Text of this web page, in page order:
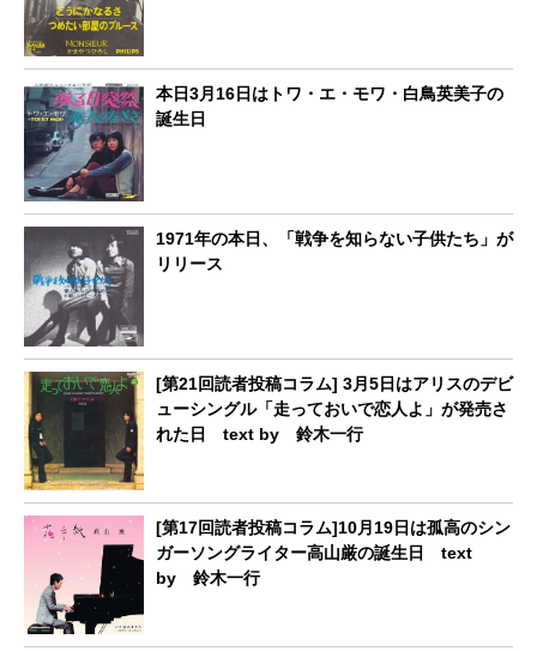
本日3月16日はトワ・エ・モワ・白鳥英美子の
誕生日
1971年の本日、「戦争を知らない子供たち」が
リリース
[第21回読者投稿コラム] 3月5日はアリスのデビ
ューシングル「走っておいで恋人よ」が発売さ
れた日 text by 鈴木一行
[第17回読者投稿コラム]10月19日は孤高のシン
ガーソングライター高山厳の誕生日 text
by 鈴木一行